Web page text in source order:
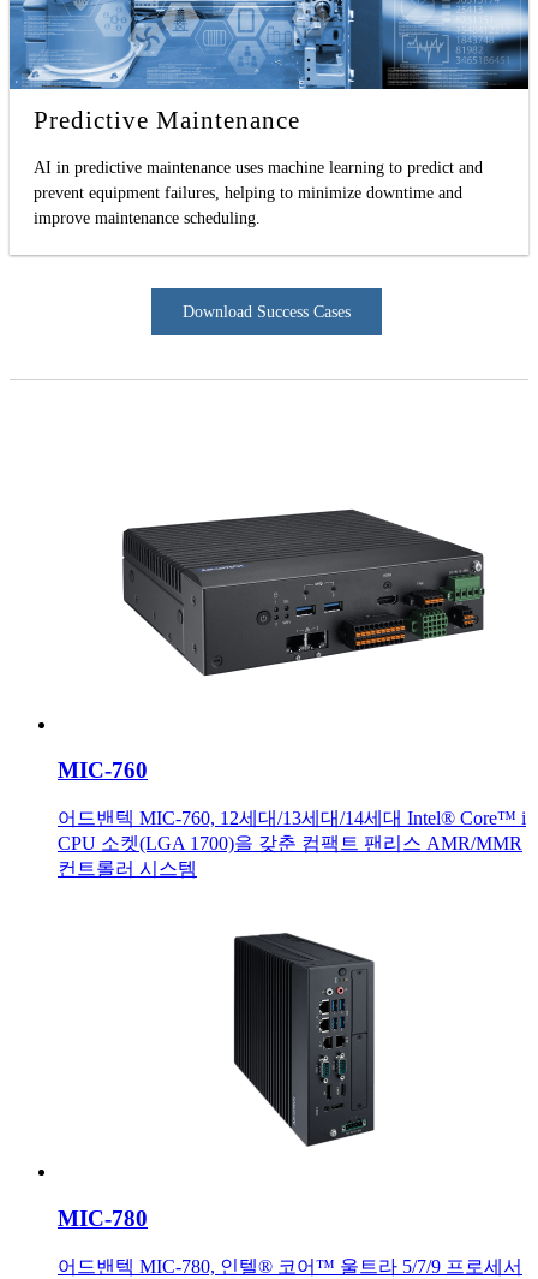
Predictive Maintenance
AI in predictive maintenance uses machine learning to predict and
prevent equipment failures, helping to minimize downtime and
improve maintenance scheduling.
Download Success Cases
MIC-760
어드밴텍 MIC-760, 12세대/13세대/14세대 Intel® Core™ i
CPU 소켓(LGA 1700)을 갖춘 컴팩트 팬리스 AMR/MMR
컨트롤러 시스템
MIC-780
어드밴텍 MIC-780, 인텔® 코어™ 울트라 5/7/9 프로세서